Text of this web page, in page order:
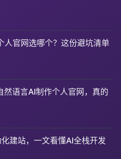
人官网选哪个？这份避坑清单
语言AI制作个人官网，真的
建站，一文看懂AI全栈开发